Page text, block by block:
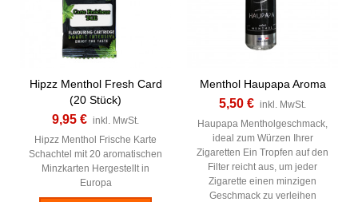
Hipzz Menthol Fresh Card
(20 Stück)
9,95 € inkl. MwSt.
Hipzz Menthol Frische Karte
Schachtel mit 20 aromatischen
Minzkarten Hergestellt in
Europa
Menthol Haupapa Aroma
5,50 € inkl. MwSt.
Haupapa Mentholgeschmack,
ideal zum Würzen Ihrer
Zigaretten Ein Tropfen auf den
Filter reicht aus, um jeder
Zigarette einen minzigen
Geschmack zu verleihen